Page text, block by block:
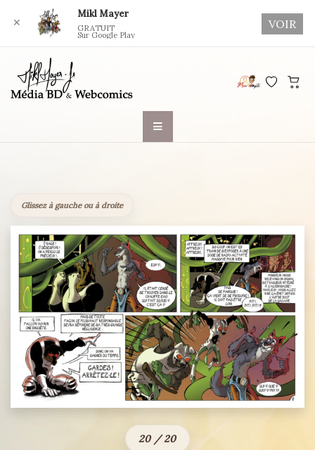
Glissez à gauche ou à droite
20 / 20
✕
Mikl Mayer
GRATUIT
Sur Google Play
VOIR